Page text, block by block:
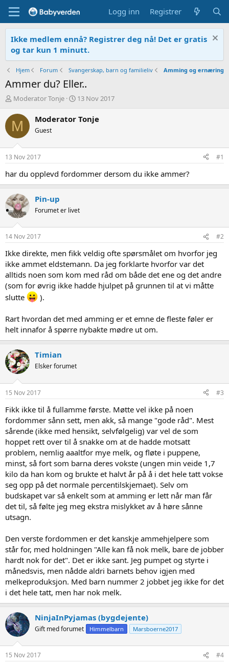
Logg inn Registrer
Ikke medlem ennå? Registrer deg nå! Det er gratis
og tar kun 1 minutt.
Hjem Forum Svangerskap, barn og familieliv Amming og ernæring
Ammer du? Eller..
T
å
d
t
a
r
t
Moderator Tonje
O
p
e
t
13 Nov 2017
M Moderator Tonje
Guest
13 Nov 2017 #1
har du opplevd fordommer dersom du ikke ammer?
Pin-up
Forumet er livet
14 Nov 2017 #2
Ikke direkte, men fikk veldig ofte spørsmålet om hvorfor jeg
ikke ammet eldstemann. Da jeg forklarte hvorfor var det
alltids noen som kom med råd om både det ene og det andre
(som for øvrig ikke hadde hjulpet på grunnen til at vi måtte
slutte
).
Rart hvordan det med amming er et emne de fleste føler er
helt innafor å spørre nybakte mødre ut om.
Timian
Elsker forumet
15 Nov 2017 #3
Fikk ikke til å fullamme første. Møtte vel ikke på noen
fordommer sånn sett, men akk, så mange "gode råd". Mest
sårende (ikke med hensikt, selvfølgelig) var vel de som
hoppet rett over til å snakke om at de hadde motsatt
problem, nemlig aaaltfor mye melk, og fløte i puppene,
minst, så fort som barna deres vokste (ungen min veide 1,7
kilo da han kom og brukte et halvt år på å i det hele tatt vokse
seg opp på det normale percentilskjemaet). Selv om
budskapet var så enkelt som at amming er lett når man får
det til, så følte jeg meg ekstra mislykket av å høre sånne
utsagn.
Den verste fordommen er det kanskje ammehjelpere som
står for, med holdningen "Alle kan få nok melk, bare de jobber
hardt nok for det". Det er ikke sant. Jeg pumpet og styrte i
månedsvis, men nådde aldri barnets behov igjen med
melkeproduksjon. Med barn nummer 2 jobbet jeg ikke for det
i det hele tatt, men har nok melk.
NinjaInPyjamas (bygdejente)
Gift med forumet Himmelbarn Marsboerne2017
15 Nov 2017 #4